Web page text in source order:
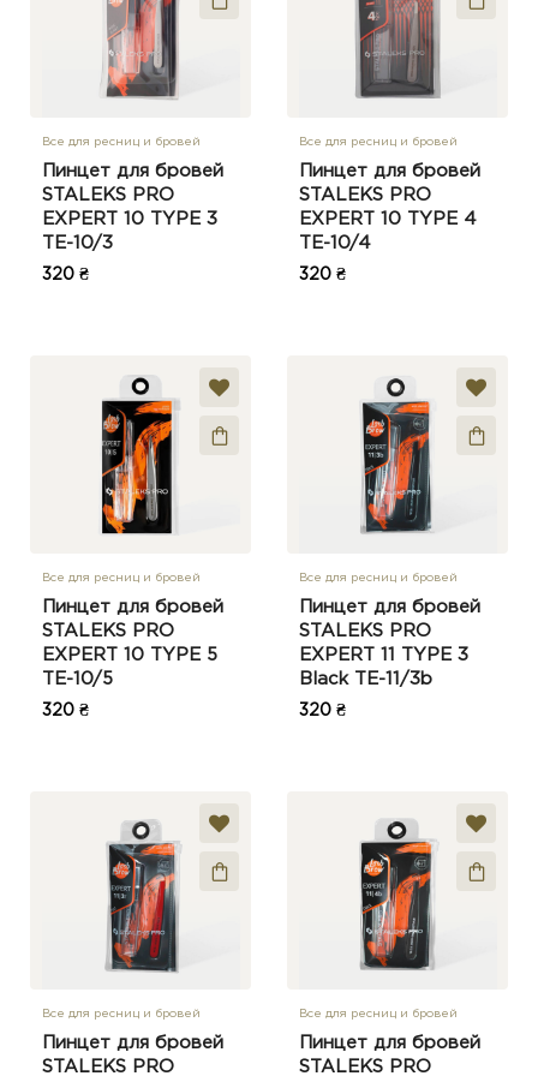
Все для ресниц и бровей
Пинцет для бровей
STALEKS PRO
EXPERT 10 TYPE 3
TE-10/3
320 ₴
Все для ресниц и бровей
Пинцет для бровей
STALEKS PRO
EXPERT 10 TYPE 4
TE-10/4
320 ₴
Все для ресниц и бровей
Пинцет для бровей
STALEKS PRO
EXPERT 10 TYPE 5
TE-10/5
320 ₴
Все для ресниц и бровей
Пинцет для бровей
STALEKS PRO
EXPERT 11 TYPE 3
Black TE-11/3b
320 ₴
Все для ресниц и бровей
Пинцет для бровей
STALEKS PRO
Все для ресниц и бровей
Пинцет для бровей
STALEKS PRO